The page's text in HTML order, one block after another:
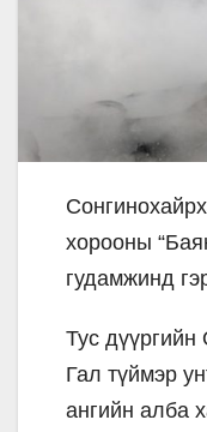
хорооны
гудамжинд
Тус
Гал түймэр
ангийн алба